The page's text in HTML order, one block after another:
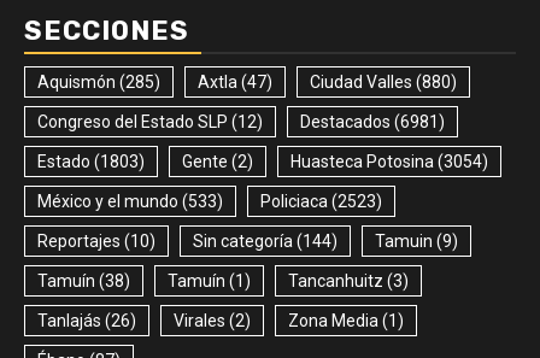
SECCIONES
Aquismón (285) Axtla (47) Ciudad Valles (880)
Congreso del Estado SLP (12) Destacados (6981)
Estado (1803) Gente (2) Huasteca Potosina (3054)
México y el mundo (533) Policiaca (2523)
Reportajes (10) Sin categoría (144) Tamuin (9)
Tamuín (38) Tamuín (1) Tancanhuitz (3)
Tanlajás (26) Virales (2) Zona Media (1)